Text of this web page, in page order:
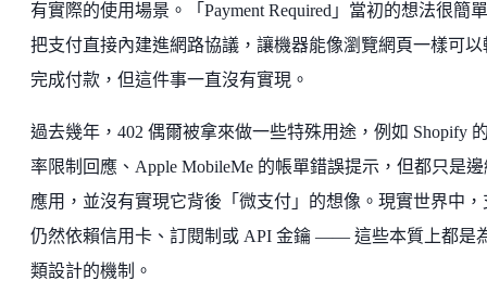
有實際的使用場景。「Payment Required」當初的想法很簡
把支付直接內建進網路協議，讓機器能像瀏覽網頁一樣可以
完成付款，但這件事一直沒有實現。
過去幾年，402 偶爾被拿來做一些特殊用途，例如 Shopify
率限制回應、Apple MobileMe 的帳單錯誤提示，但都只是
應用，並沒有實現它背後「微支付」的想像。現實世界中，
仍然依賴信用卡、訂閱制或 API 金鑰 —— 這些本質上都是
類設計的機制。